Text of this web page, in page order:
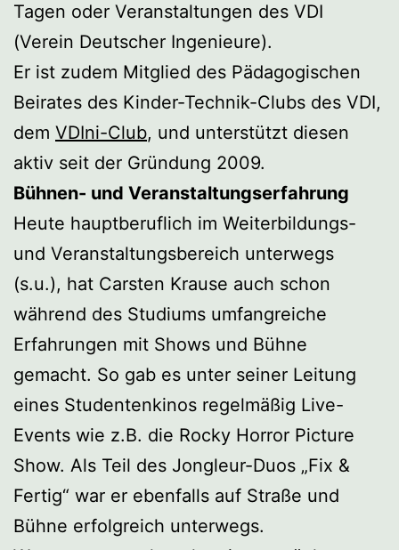
Tagen oder Veranstaltungen des VDI
(Verein Deutscher Ingenieure).
Er ist zudem Mitglied des Pädagogischen
Beirates des Kinder-Technik-Clubs des VDI,
dem VDIni-Club, und unterstützt diesen
aktiv seit der Gründung 2009.
Bühnen- und Veranstaltungserfahrung
Heute hauptberuflich im Weiterbildungs-
und Veranstaltungsbereich unterwegs
(s.u.), hat Carsten Krause auch schon
während des Studiums umfangreiche
Erfahrungen mit Shows und Bühne
gemacht. So gab es unter seiner Leitung
eines Studentenkinos regelmäßig Live-
Events wie z.B. die Rocky Horror Picture
Show. Als Teil des Jongleur-Duos „Fix &
Fertig“ war er ebenfalls auf Straße und
Bühne erfolgreich unterwegs.